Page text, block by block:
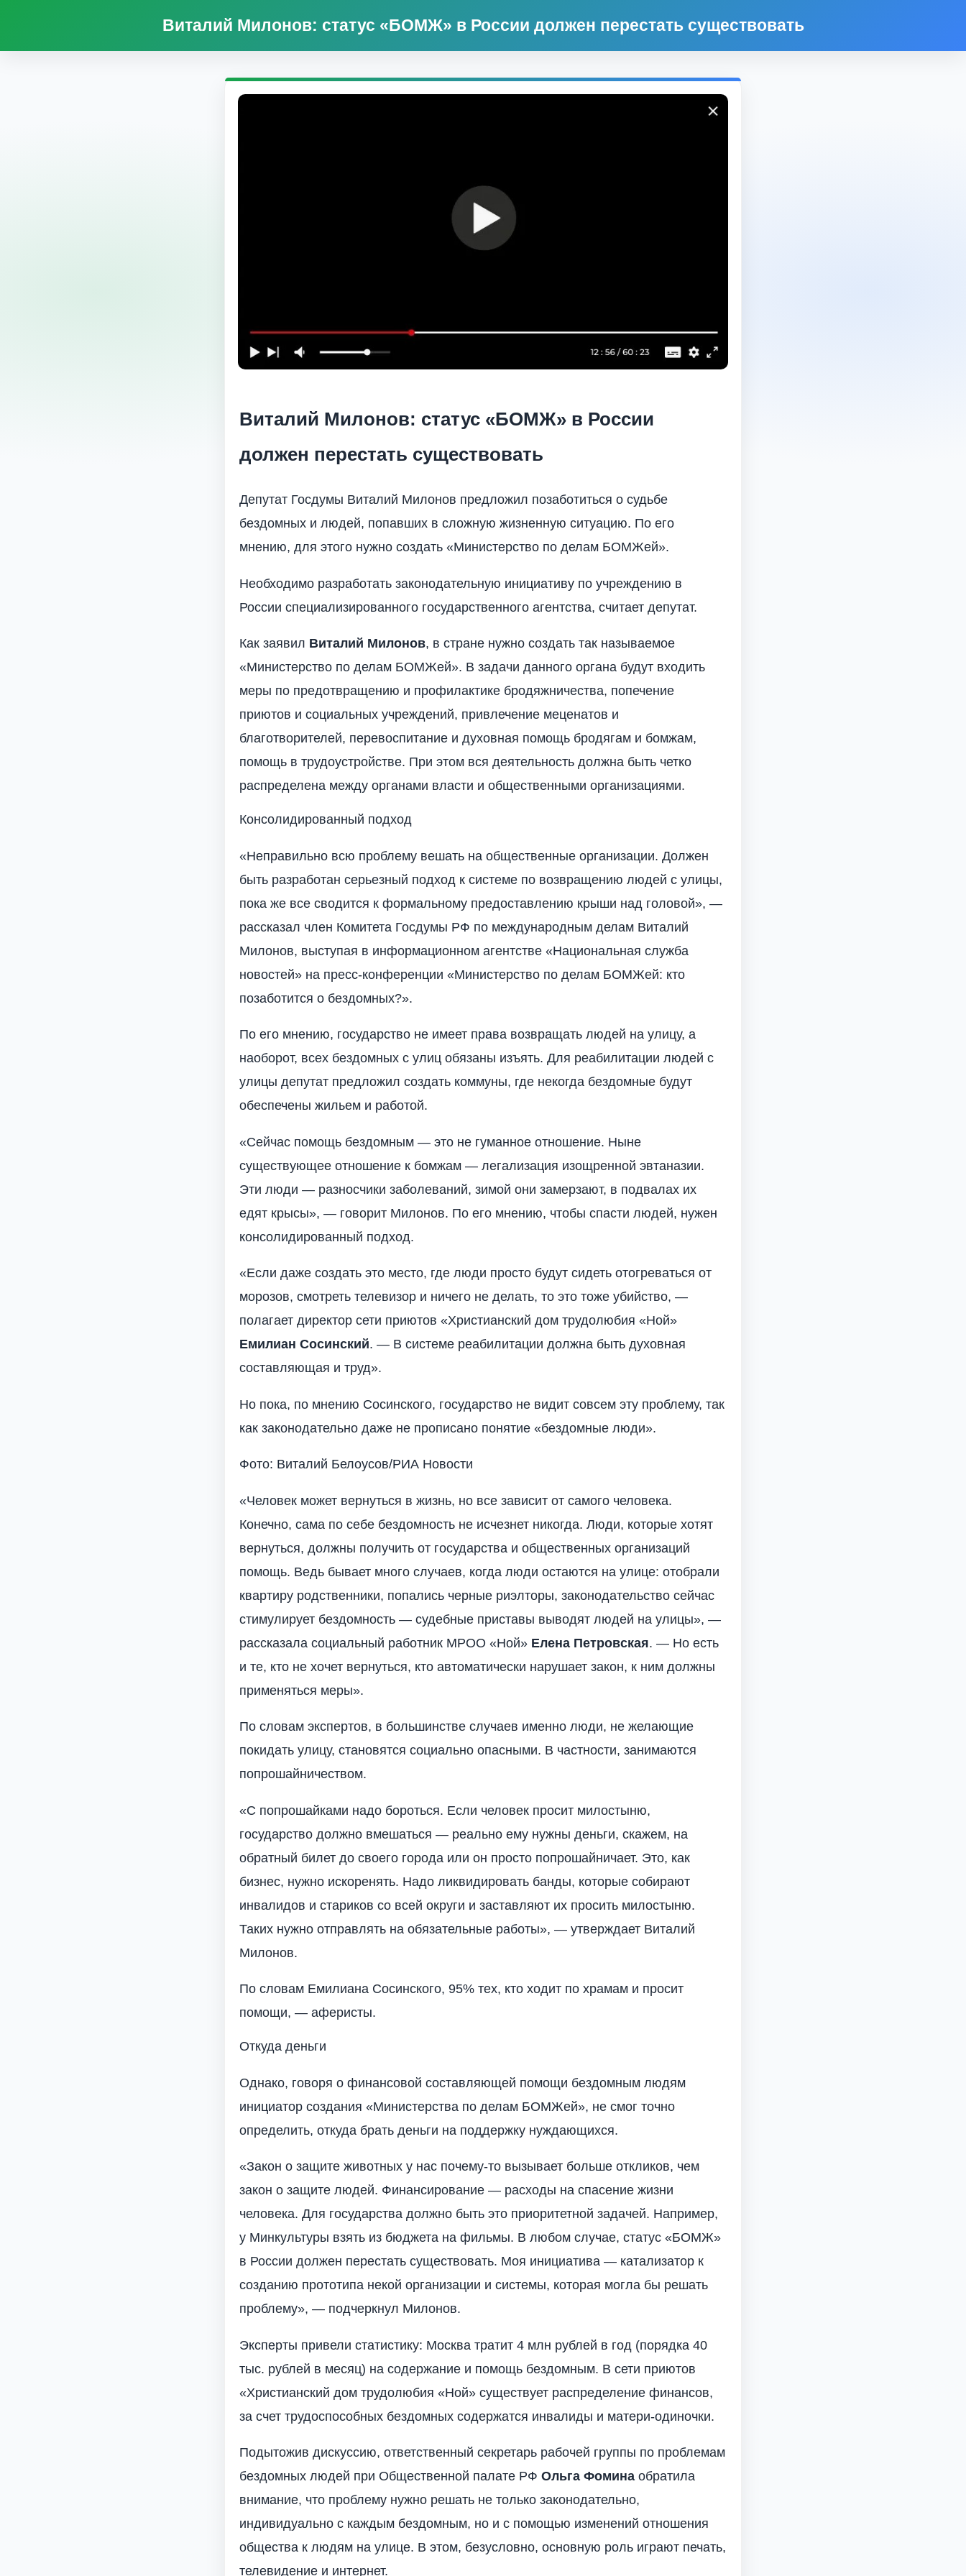
Виталий Милонов: статус «БОМЖ» в России должен перестать существовать
Виталий Милонов: статус «БОМЖ» в России
должен перестать существовать
Депутат Госдумы Виталий Милонов предложил позаботиться о судьбе
бездомных и людей, попавших в сложную жизненную ситуацию. По его
мнению, для этого нужно создать «Министерство по делам БОМЖей».
Необходимо разработать законодательную инициативу по учреждению в
России специализированного государственного агентства, считает депутат.
Как заявил Виталий Милонов, в стране нужно создать так называемое
«Министерство по делам БОМЖей». В задачи данного органа будут входить
меры по предотвращению и профилактике бродяжничества, попечение
приютов и социальных учреждений, привлечение меценатов и
благотворителей, перевоспитание и духовная помощь бродягам и бомжам,
помощь в трудоустройстве. При этом вся деятельность должна быть четко
распределена между органами власти и общественными организациями.
Консолидированный подход
«Неправильно всю проблему вешать на общественные организации. Должен
быть разработан серьезный подход к системе по возвращению людей с улицы,
пока же все сводится к формальному предоставлению крыши над головой», —
рассказал член Комитета Госдумы РФ по международным делам Виталий
Милонов, выступая в информационном агентстве «Национальная служба
новостей» на пресс-конференции «Министерство по делам БОМЖей: кто
позаботится о бездомных?».
По его мнению, государство не имеет права возвращать людей на улицу, а
наоборот, всех бездомных с улиц обязаны изъять. Для реабилитации людей с
улицы депутат предложил создать коммуны, где некогда бездомные будут
обеспечены жильем и работой.
«Сейчас помощь бездомным — это не гуманное отношение. Ныне
существующее отношение к бомжам — легализация изощренной эвтаназии.
Эти люди — разносчики заболеваний, зимой они замерзают, в подвалах их
едят крысы», — говорит Милонов. По его мнению, чтобы спасти людей, нужен
консолидированный подход.
«Если даже создать это место, где люди просто будут сидеть отогреваться от
морозов, смотреть телевизор и ничего не делать, то это тоже убийство, —
полагает директор сети приютов «Христианский дом трудолюбия «Ной»
Емилиан Сосинский. — В системе реабилитации должна быть духовная
составляющая и труд».
Но пока, по мнению Сосинского, государство не видит совсем эту проблему, так
как законодательно даже не прописано понятие «бездомные люди».
Фото: Виталий Белоусов/РИА Новости
«Человек может вернуться в жизнь, но все зависит от самого человека.
Конечно, сама по себе бездомность не исчезнет никогда. Люди, которые хотят
вернуться, должны получить от государства и общественных организаций
помощь. Ведь бывает много случаев, когда люди остаются на улице: отобрали
квартиру родственники, попались черные риэлторы, законодательство сейчас
стимулирует бездомность — судебные приставы выводят людей на улицы», —
рассказала социальный работник МРОО «Ной» Елена Петровская. — Но есть
и те, кто не хочет вернуться, кто автоматически нарушает закон, к ним должны
применяться меры».
По словам экспертов, в большинстве случаев именно люди, не желающие
покидать улицу, становятся социально опасными. В частности, занимаются
попрошайничеством.
«С попрошайками надо бороться. Если человек просит милостыню,
государство должно вмешаться — реально ему нужны деньги, скажем, на
обратный билет до своего города или он просто попрошайничает. Это, как
бизнес, нужно искоренять. Надо ликвидировать банды, которые собирают
инвалидов и стариков со всей округи и заставляют их просить милостыню.
Таких нужно отправлять на обязательные работы», — утверждает Виталий
Милонов.
По словам Емилиана Сосинского, 95% тех, кто ходит по храмам и просит
помощи, — аферисты.
Откуда деньги
Однако, говоря о финансовой составляющей помощи бездомным людям
инициатор создания «Министерства по делам БОМЖей», не смог точно
определить, откуда брать деньги на поддержку нуждающихся.
«Закон о защите животных у нас почему-то вызывает больше откликов, чем
закон о защите людей. Финансирование — расходы на спасение жизни
человека. Для государства должно быть это приоритетной задачей. Например,
у Минкультуры взять из бюджета на фильмы. В любом случае, статус «БОМЖ»
в России должен перестать существовать. Моя инициатива — катализатор к
созданию прототипа некой организации и системы, которая могла бы решать
проблему», — подчеркнул Милонов.
Эксперты привели статистику: Москва тратит 4 млн рублей в год (порядка 40
тыс. рублей в месяц) на содержание и помощь бездомным. В сети приютов
«Христианский дом трудолюбия «Ной» существует распределение финансов,
за счет трудоспособных бездомных содержатся инвалиды и матери-одиночки.
Подытожив дискуссию, ответственный секретарь рабочей группы по проблемам
бездомных людей при Общественной палате РФ Ольга Фомина обратила
внимание, что проблему нужно решать не только законодательно,
индивидуально с каждым бездомным, но и с помощью изменений отношения
общества к людям на улице. В этом, безусловно, основную роль играют печать,
телевидение и интернет.